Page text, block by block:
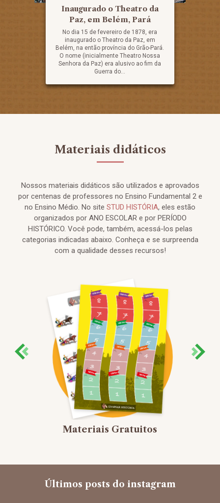
Inaugurado o Theatro da
Paz, em Belém, Pará
No dia 15 de fevereiro de 1878, era
inaugurado o Theatro da Paz, em
Belém, na então província do Grão-Pará.
O nome (inicialmente Theatro Nossa
Senhora da Paz) era alusivo ao fim da
Guerra do...
Materiais didáticos
Nossos materiais didáticos são utilizados e aprovados
por centenas de professores no Ensino Fundamental 2 e
no Ensino Médio. No site STUD HISTÓRIA, eles estão
organizados por ANO ESCOLAR e por PERÍODO
HISTÓRICO. Você pode, também, acessá-los pelas
categorias indicadas abaixo. Conheça e se surpreenda
com a qualidade desses recursos!
Materiais Gratuitos
Últimos posts do instagram